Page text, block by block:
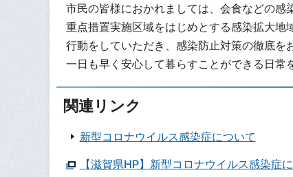
市民の皆様におかれましては、会食などの
重点措置実施区域をはじめとする感染拡大
行動をしていただき、感染防止対策の徹底を
一日も早く安心して暮らすことができる日常
関連リンク
新型コロナウイルス感染症について
【滋賀県HP】新型コロナウイルス感染症